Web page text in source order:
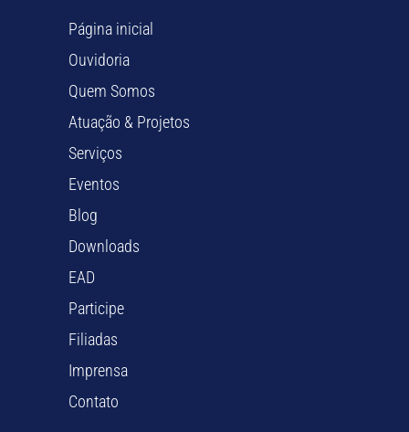
Página inicial
Ouvidoria
Quem Somos
Atuação & Projetos
Serviços
Eventos
Blog
Downloads
EAD
Participe
Filiadas
Imprensa
Contato